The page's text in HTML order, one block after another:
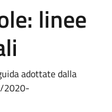
linee
adottate dalla
2020-